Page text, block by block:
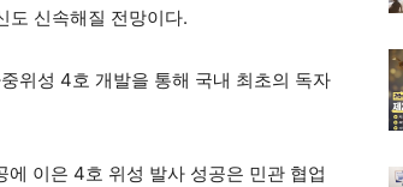
도 신속해질 전망이다.
위성 4호 개발을 통해 국내 최초의 독자
이은 4호 위성 발사 성공은 민관 협업